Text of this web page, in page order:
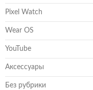
Pixel Watch
Wear OS
YouTube
Аксессуары
Без рубрики